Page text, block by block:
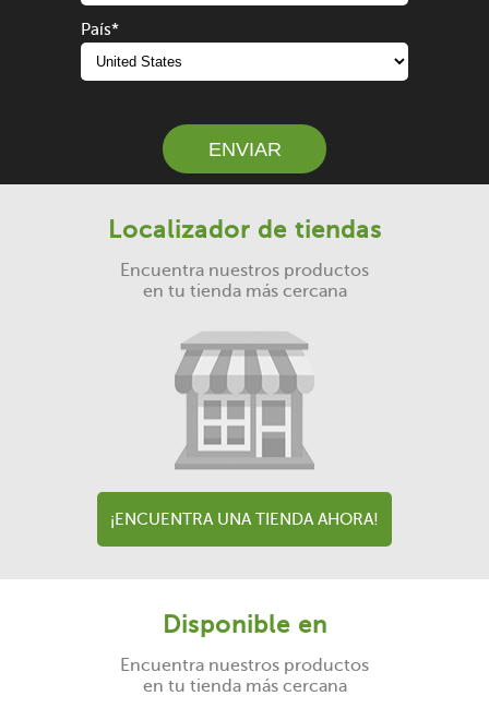
País*
ENVIAR
Localizador de tiendas
Encuentra nuestros productos
en tu tienda más cercana
¡ENCUENTRA UNA TIENDA AHORA!
Disponible en
Encuentra nuestros productos
en tu tienda más cercana